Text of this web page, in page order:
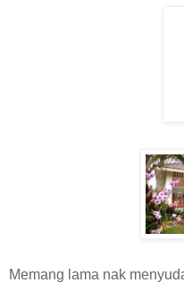
Memang lama nak